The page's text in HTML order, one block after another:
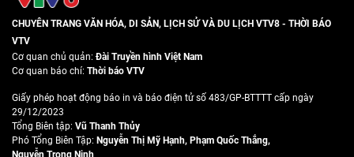
CHUYÊN TRANG VĂN HÓA, DI SẢN, LỊCH SỬ VÀ DU LỊCH VTV8 - THỜI BÁO
VTV
Cơ quan chủ quản:Đài Truyền hình Việt Nam
Cơ quan báo chí: Thời báo VTV
Giấy phép hoạt động báo in và báo điện tử số 483/GP-BTTTT cấp ngày
29/12/2023
Tổng Biên tập: Vũ Thanh Thủy
Phó Tổng Biên Tập: Nguyễn Thị Mỹ Hạnh, Phạm Quốc Thắng,
Nguyễn Trọng Ninh